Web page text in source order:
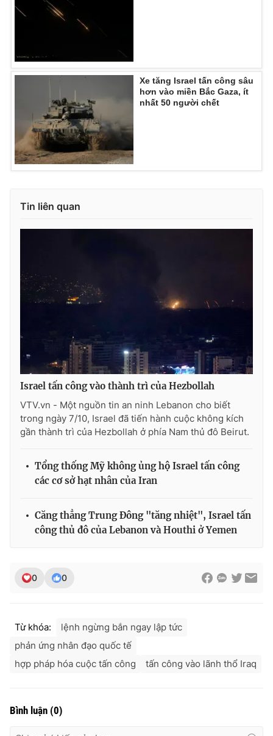
Xe tăng Israel tấn công sâu
hơn vào miền Bắc Gaza, ít
nhất 50 người chết
Tin liên quan
Israel tấn công vào thành trì của Hezbollah
VTV.vn - Một nguồn tin an ninh Lebanon cho biết
trong ngày 7/10, Israel đã tiến hành cuộc không kích
gần thành trì của Hezbollah ở phía Nam thủ đô Beirut.
Tổng thống Mỹ không ủng hộ Israel tấn công
các cơ sở hạt nhân của Iran
Căng thẳng Trung Đông "tăng nhiệt", Israel tấn
công thủ đô của Lebanon và Houthi ở Yemen
0 0
Từ khóa:
lệnh ngừng bắn ngay lập tức
phản ứng nhân đạo quốc tế
hợp pháp hóa cuộc tấn công
tấn công vào lãnh thổ Iraq
Bình luận (0)